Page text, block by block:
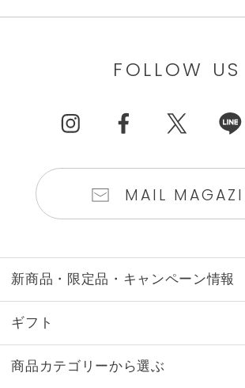
FOLLOW US
MAIL
新商品・限定品・キャンペーン情報
ギフト
商品カテゴリーから選ぶ